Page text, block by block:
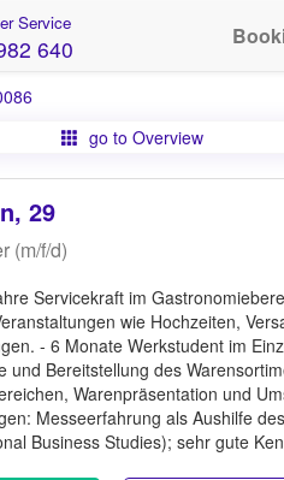
Service
640
go to Overview
29
(m/f/d)
Servicekraft im
wie Hochzeiten,
- 6 Monate Werkstudent im
und Bereitstellung des
Warenpräsentation und
Messeerfahrung als Aushilfe
Business Studies); sehr gute